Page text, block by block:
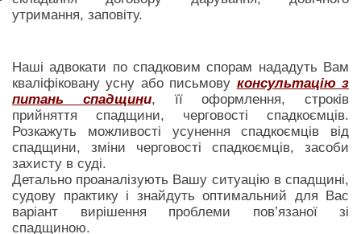
утримання, заповіту.
Наші адвокати по спадковим спорам нададуть Вам
кваліфіковану усну або письмову консультацію з
питань спадщини, її оформлення, строків
прийняття спадщини, черговості спадкоємців.
Розкажуть можливості усунення спадкоємців від
спадщини, зміни черговості спадкоємців, засоби
захисту в суді.
Детально проаналізують Вашу ситуацію в спадщині,
судову практику і знайдуть оптимальний для Вас
варіант вирішення проблеми пов’язаної зі
спадщиною.